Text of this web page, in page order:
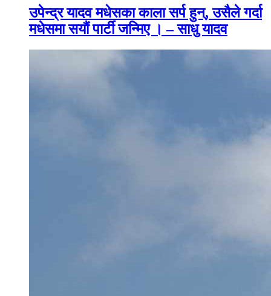
उपेन्द्र यादव मधेसका काला सर्प हुन्, उसैले गर्दा
मधेसमा सयौं पार्टी जन्मिए । – साधु यादव